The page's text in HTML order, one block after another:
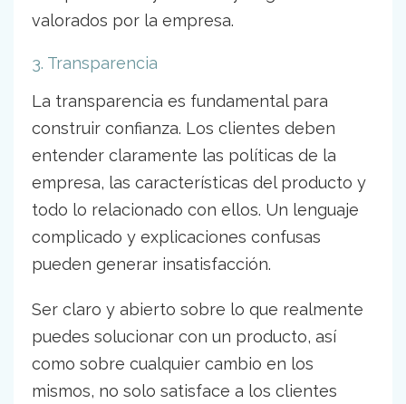
valorados por la empresa.
3. Transparencia
La transparencia es fundamental para
construir confianza. Los clientes deben
entender claramente las políticas de la
empresa, las características del producto y
todo lo relacionado con ellos. Un lenguaje
complicado y explicaciones confusas
pueden generar insatisfacción.
Ser claro y abierto sobre lo que realmente
puedes solucionar con un producto, así
como sobre cualquier cambio en los
mismos, no solo satisface a los clientes